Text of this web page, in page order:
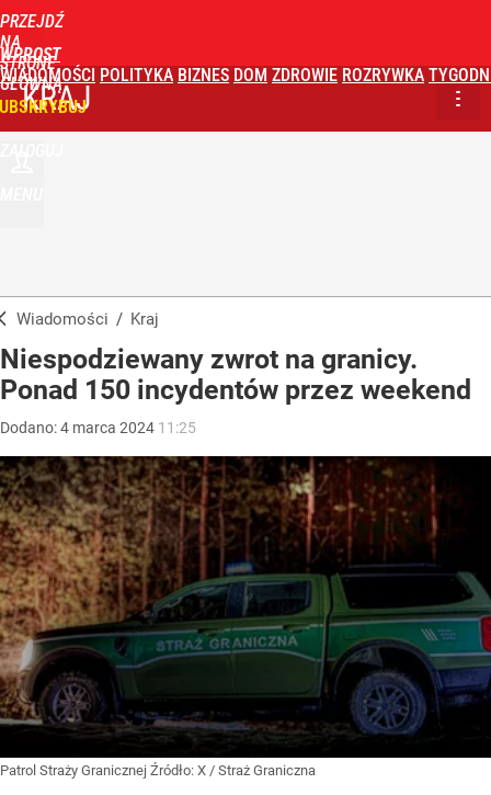
PRZEJDŹ
NA
STRONĘ
GŁÓWNĄ
WPROST
WIADOMOŚCI POLITYKA BIZNES DOM ZDROWIE ROZRYWKA
KRAJ
Wiadomości / Kraj
Niespodziewany zwrot na granicy.
Ponad 150 incydentów przez weekend
Dodano:4 marca 2024 11:25
Patrol Straży Granicznej Źródło: X / Straż Graniczna